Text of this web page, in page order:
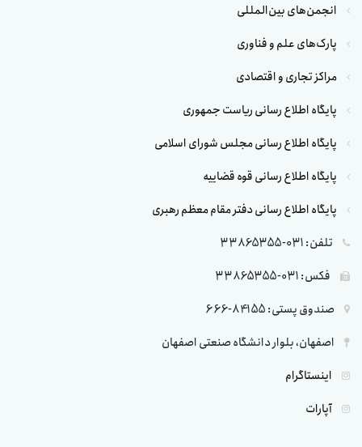
انجمن‌های بین‌المللی
پارک‌های علم و فناوری
مراکز تجاری و اقتصادی
پایگاه اطلاع رسانی ریاست جمهوری
پایگاه اطلاع رسانی مجلس شورای اسلامی
پایگاه اطلاع رسانی قوه قضاییه
پایگاه اطلاع رسانی دفتر مقام معظم رهبری
تلفن: 031-33865355
فکس: 031-33865355
صندوق پستی: 84155-666
اصفهان، بلوار دانشگاه صنعتی اصفهان
اینستاگرام
آپارات